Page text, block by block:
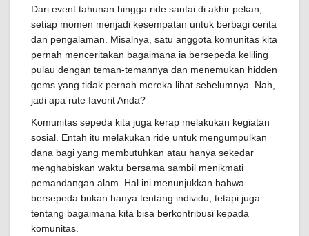
Dari event tahunan hingga ride santai di akhir pekan,
setiap momen menjadi kesempatan untuk berbagi cerita
dan pengalaman. Misalnya, satu anggota komunitas kita
pernah menceritakan bagaimana ia bersepeda keliling
pulau dengan teman-temannya dan menemukan hidden
gems yang tidak pernah mereka lihat sebelumnya. Nah,
jadi apa rute favorit Anda?
Komunitas sepeda kita juga kerap melakukan kegiatan
sosial. Entah itu melakukan ride untuk mengumpulkan
dana bagi yang membutuhkan atau hanya sekedar
menghabiskan waktu bersama sambil menikmati
pemandangan alam. Hal ini menunjukkan bahwa
bersepeda bukan hanya tentang individu, tetapi juga
tentang bagaimana kita bisa berkontribusi kepada
komunitas.